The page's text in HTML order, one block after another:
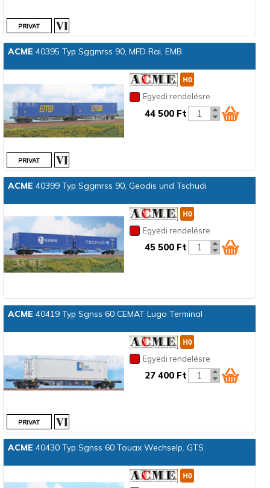
ACME 40395 Typ Sggmrss 90, MFD Rai, EMB
Egyedi rendelésre
44 500 Ft
ACME 40399 Typ Sggmrss 90, Geodis und Tschudi
Egyedi rendelésre
45 500 Ft
ACME 40419 Typ Sgnss 60 CEMAT Lugo Terminal
Egyedi rendelésre
27 400 Ft
ACME 40430 Typ Sgnss 60 Touax Wechselp. GTS